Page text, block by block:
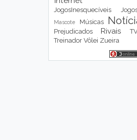
JogosInesquecíveis
Mascote Músicas
Prejudicados Rivais
Treinador Vôlei Zueira